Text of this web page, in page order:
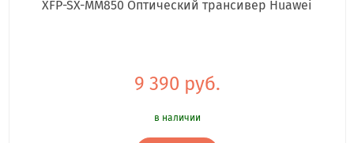
XFP-SX-MM850 Оптический трансивер Huawei
9 390 руб.
в наличии